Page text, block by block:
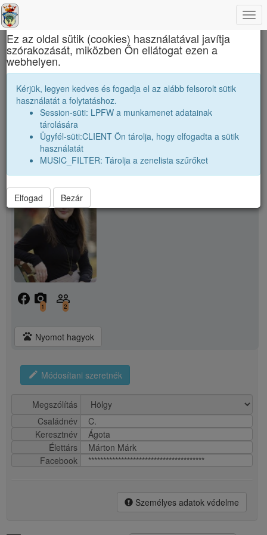
Református Kollégium
C. Ágota
C. Ágota
facebook camera_alt
1
people_outline
2
pets Nyomot hagyok
edit Módosítani szeretnék
Megszólítás
Családnév
C.
Keresztnév
Ágota
Élettárs
Márton Márk
Facebook
***************************************
Személyes adatok védelme
×
Ez az oldal sütik (cookies) használatával javítja
szórakozását, miközben Ön ellátogat ezen a
webhelyen.
Kérjük, legyen kedves és fogadja el az alább felsorolt sütik
használatát a folytatáshoz.
Session-süti: LPFW a munkamenet adatainak
tárolására
Ügyfél-süti:CLIENT Ön tárolja, hogy elfogadta a sütik
használatát
MUSIC_FILTER: Tárolja a zenelista szűrőket
Elfogad Bezár